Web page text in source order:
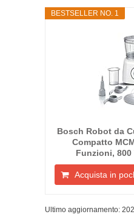
BESTSELLER NO. 1
Bosch Robot da
Compatto
Funzioni, 800
Acquista in
Ultimo aggiornamento: